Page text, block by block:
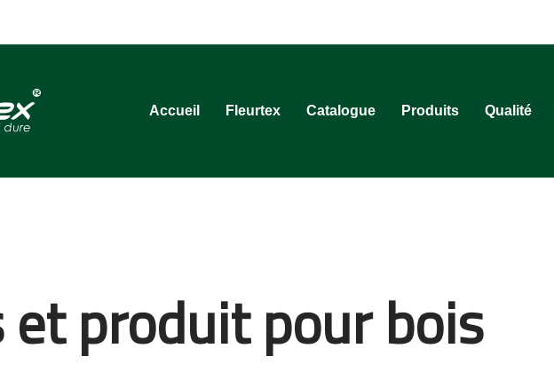
Accueil Fleurtex Catalogue Produits Qualité
et produit pour bois